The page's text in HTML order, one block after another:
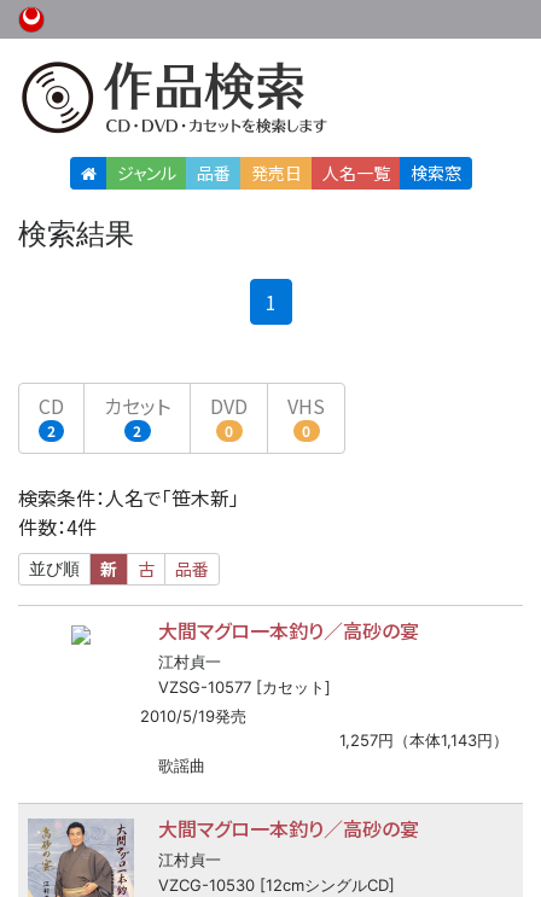
ジャンル 品番 発売日 人名一覧 検索窓
検索結果
1
CD
2
カセット
2
DVD
0
VHS
0
検索条件：人名で「笹木新」
件数：4件
並び順 新 古 品番
大間マグロ一本釣り／高砂の宴
江村貞一
VZSG-10577 [カセット]
2010/5/19発売
1,257円（本体1,143円）
歌謡曲
大間マグロ一本釣り／高砂の宴
江村貞一
VZCG-10530 [12cmシングルCD]